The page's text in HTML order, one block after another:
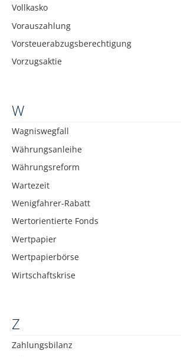
Vollkasko
Vorauszahlung
Vorsteuerabzugsberechtigung
Vorzugsaktie
W
Wagniswegfall
Währungsanleihe
Währungsreform
Wartezeit
Wenigfahrer-Rabatt
Wertorientierte Fonds
Wertpapier
Wertpapierbörse
Wirtschaftskrise
Z
Zahlungsbilanz